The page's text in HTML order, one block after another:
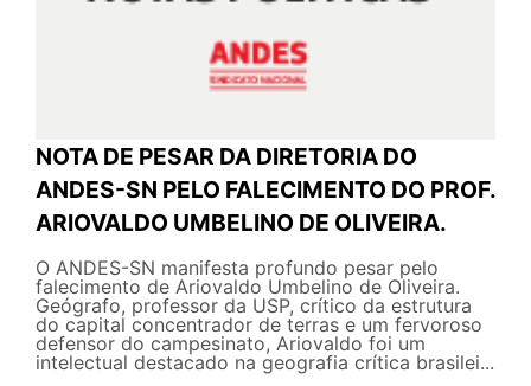
NOTA DE PESAR DA DIRETORIA DO
ANDES-SN PELO FALECIMENTO DO PROF.
ARIOVALDO UMBELINO DE OLIVEIRA.
O ANDES-SN manifesta profundo pesar pelo
falecimento de Ariovaldo Umbelino de Oliveira.
Geógrafo, professor da USP, crítico da estrutura
do capital concentrador de terras e um fervoroso
defensor do campesinato, Ariovaldo foi um
intelectual destacado na geografia crítica brasilei...